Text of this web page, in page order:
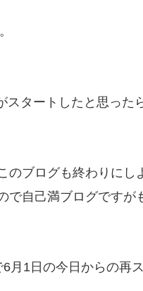
スタートしたと思った
のブログも終わりにし
で自己満ブログですが
月1日の今日からの再